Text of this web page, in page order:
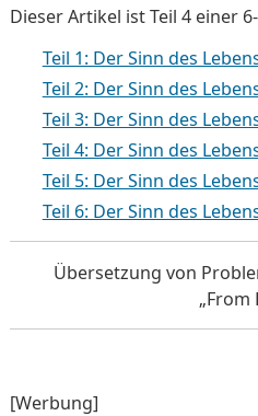
Dieser Artikel ist Teil 4 einer
Teil 1: Der Sinn des
Teil 2: Der Sinn des
Teil 3: Der Sinn des
Teil 4: Der Sinn des
Teil 5: Der Sinn des
Teil 6: Der Sinn des
Übersetzung von
„From
[Werbung]